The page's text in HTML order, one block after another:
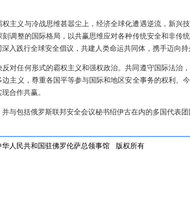
主义与冷战思维甚嚣尘上，经济全球化遭遇逆流，新兴
调整的国际格局，以共赢思维应对各种传统安全和非传
入践行全球安全倡议，共建人类命运共同体，携手迈向持
对任何形式的霸权主义和强权政治。共同遵守国际法治
主义，尊重各国平等参与国际和地区安全事务的权利。
合作共赢。
与包括俄罗斯联邦安全会议秘书绍伊古在内的多国代表团
华人民共和国驻佛罗伦萨总领事馆 版权所有